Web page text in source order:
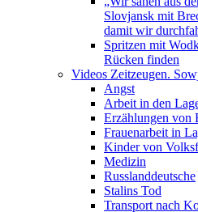
Slovjansk mit
damit wir
Spritzen mit
Rücken finden
Videos Zeitzeugen.
Angst
Arbeit in den
Erzählungen von
Frauenarbeit in
Kinder von
Medizin
Russlanddeutsche
Stalins Tod
Transport nach